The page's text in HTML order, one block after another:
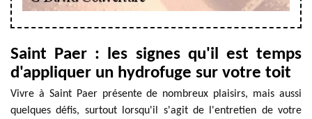
Saint Paer : les signes qu'il est temps
d'appliquer un hydrofuge sur votre toit
Vivre à Saint Paer présente de nombreux plaisirs, mais aussi
quelques défis, surtout lorsqu'il s'agit de l'entretien de votre